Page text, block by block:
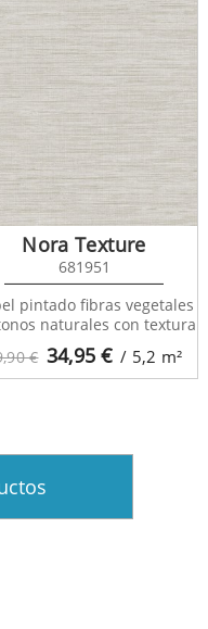
€ 34,95 € / 5,2 m²
Nora Texture
681951
pintado fibras vegetales
naturales con textura